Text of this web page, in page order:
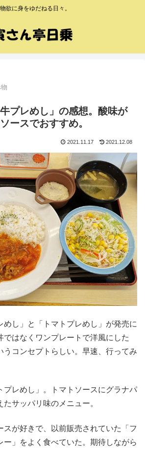
物欲に身をゆだねる日々。
プレめし」の感想。酸味が
ースでおすすめ。
2021.11.17 2021.12.08
めし」と「トマトプレめし」が発売に
ではなくワンプレートで洋風にした
うコンセプトらしい。早速、行ってみ
プレめし」。トマトソースにグラナパ
サッパリ味のメニュー。
スが好きで、以前販売されていた「フ
ー」をよく食べていた。期待しながら